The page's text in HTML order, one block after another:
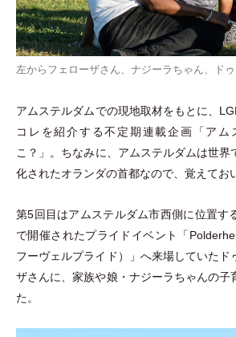
左からフェローザさん、ナジーラちゃん、ド
アムステルダムでの現地取材をもとに、
コレを紹介する不定期連載企画
「 アム
こ？ 」
。ちなみに、アムステルダムは世界
化されたオランダの首都なので、覚えてお
第5回目はアムステルダム市西側に位置す
で開催されたプライドイベント
「
フーヴェルプライド ） 」 へ来場していたド
ザさんに、家族や娘 ・ ナジーラちゃんの子
た。